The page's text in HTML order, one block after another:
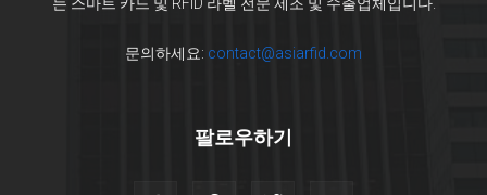
문의하세요: contact@asiarfid.com
팔로우하기